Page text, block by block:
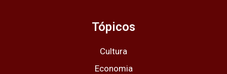
Tópicos
Cultura
Economia